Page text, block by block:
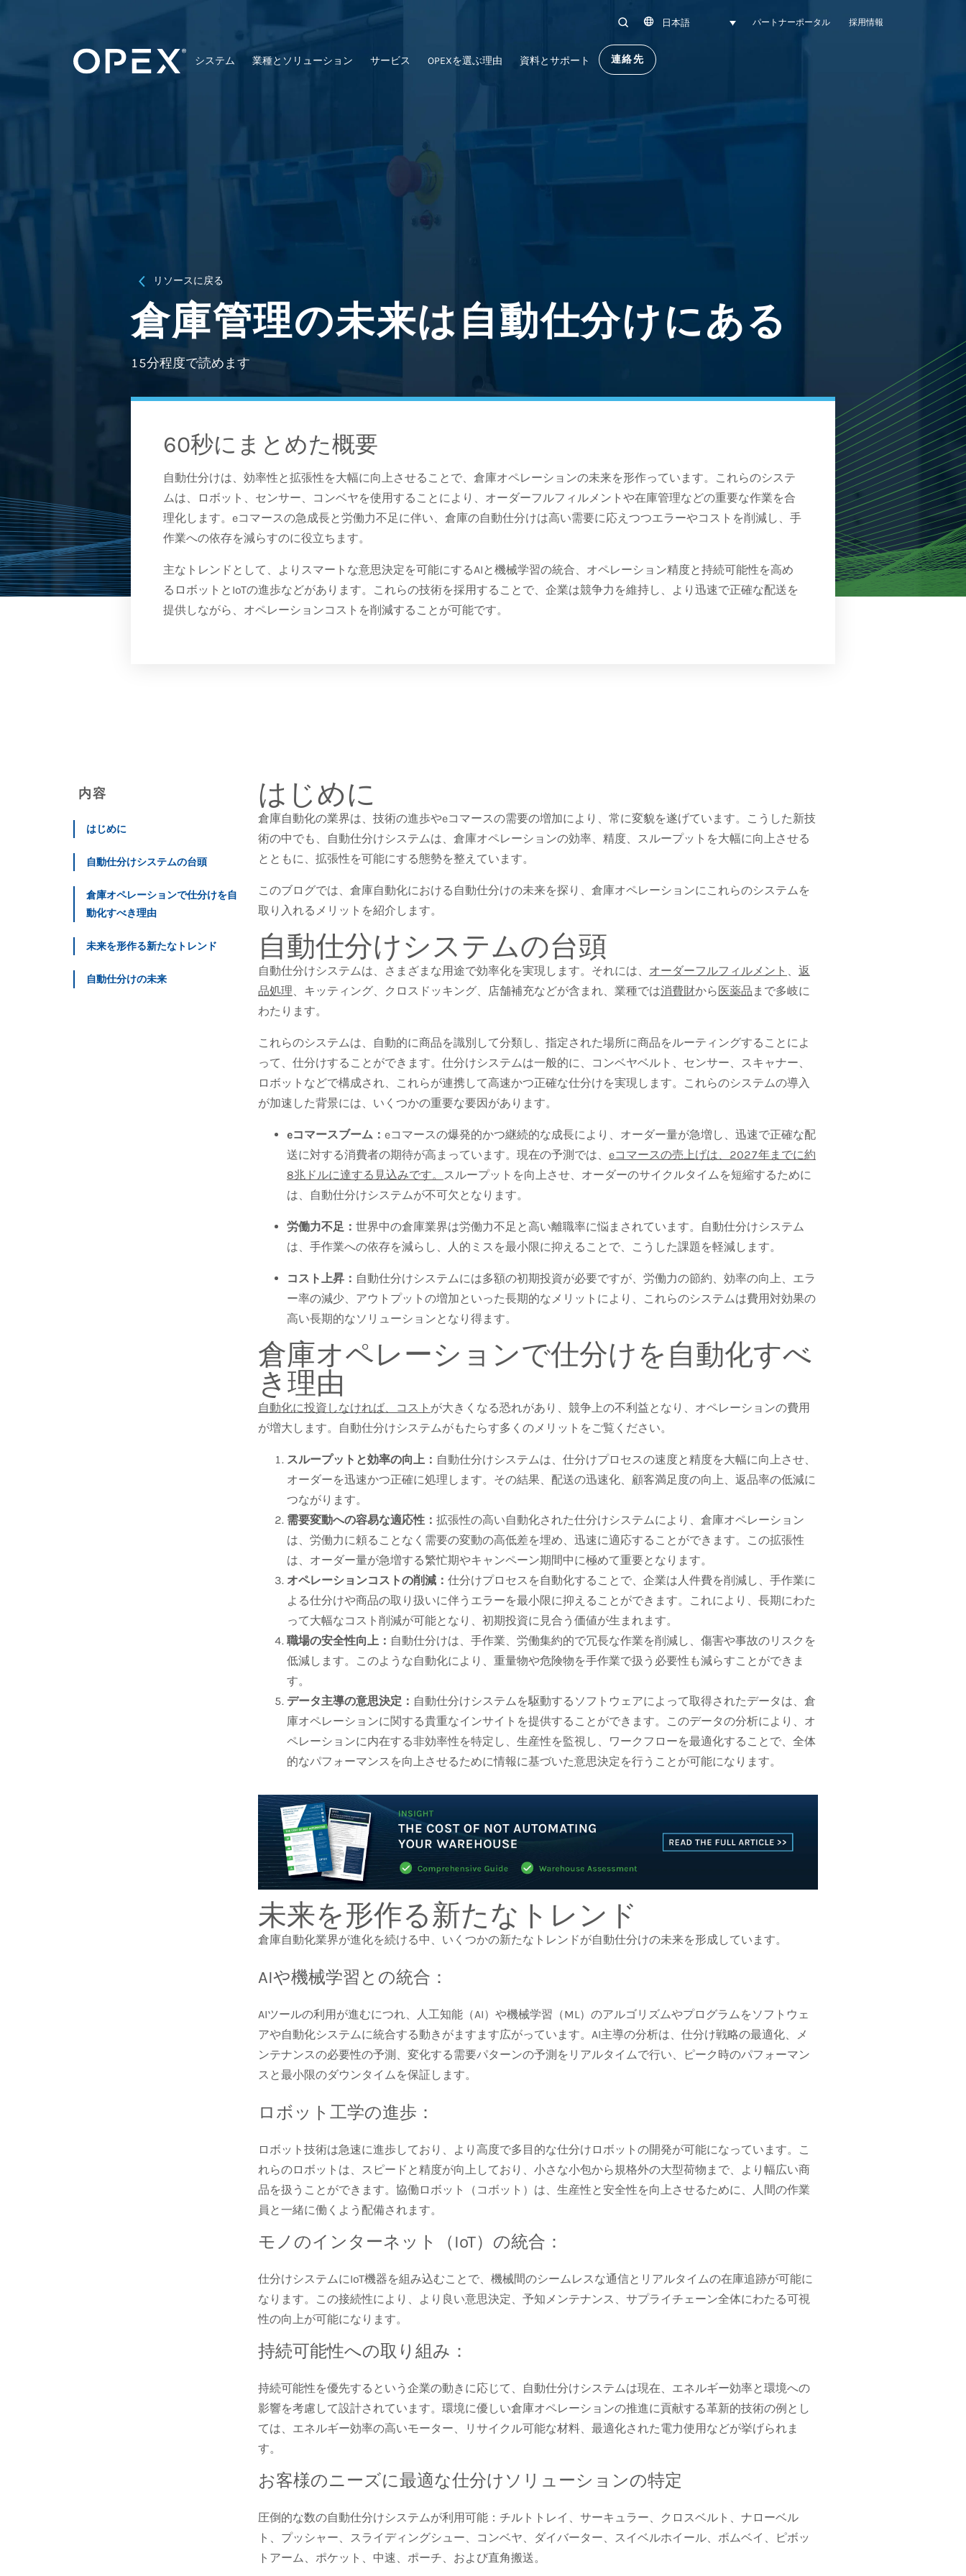
SEARCH
日本語 パートナーポータル 採用情報
システム 業種とソリューション サービス OPEXを選ぶ理由 資料とサポート 連絡先
リソースに戻る
倉庫管理の未来は自動仕分けにある
15分程度で読めます
60秒にまとめた概要
自動仕分けは、効率性と拡張性を大幅に向上させることで、倉庫オペレーションの未来を形作っています。これらのシステ
ムは、ロボット、センサー、コンベヤを使用することにより、オーダーフルフィルメントや在庫管理などの重要な作業を合
理化します。eコマースの急成長と労働力不足に伴い、倉庫の自動仕分けは高い需要に応えつつエラーやコストを削減し、手
作業への依存を減らすのに役立ちます。
主なトレンドとして、よりスマートな意思決定を可能にするAIと機械学習の統合、オペレーション精度と持続可能性を高め
るロボットとIoTの進歩などがあります。これらの技術を採用することで、企業は競争力を維持し、より迅速で正確な配送を
提供しながら、オペレーションコストを削減することが可能です。
内容
はじめに
自動仕分けシステムの台頭
倉庫オペレーションで仕分けを自
動化すべき理由
未来を形作る新たなトレンド
自動仕分けの未来
はじめに
倉庫自動化の業界は、技術の進歩やeコマースの需要の増加により、常に変貌を遂げています。こうした新技
術の中でも、自動仕分けシステムは、倉庫オペレーションの効率、精度、スループットを大幅に向上させる
とともに、拡張性を可能にする態勢を整えています。
このブログでは、倉庫自動化における自動仕分けの未来を探り、倉庫オペレーションにこれらのシステムを
取り入れるメリットを紹介します。
自動仕分けシステムの台頭
自動仕分けシステムは、さまざまな用途で効率化を実現します。それには、 オーダーフルフィルメント 、 返
品処理、キッティング、クロスドッキング、店舗補充などが含まれ、業種では消費財から医薬品 まで多岐に
わたります。
これらのシステムは、自動的に商品を識別して分類し、指定された場所に商品をルーティングすることによ
って、仕分けすることができます。仕分けシステムは一般的に、コンベヤベルト、センサー、スキャナー、
ロボットなどで構成され、これらが連携して高速かつ正確な仕分けを実現します。これらのシステムの導入
が加速した背景には、いくつかの重要な要因があります。
eコマースブーム： eコマースの爆発的かつ継続的な成長により、オーダー量が急増し、迅速で正確な配
送に対する消費者の期待が高まっています。現在の予測では、 eコマースの売上げは、2027年までに約
8兆ドルに達する見込みです。 スループットを向上させ、オーダーのサイクルタイムを短縮するために
は、自動仕分けシステムが不可欠となります。
労働力不足： 世界中の倉庫業界は労働力不足と高い離職率に悩まされています。自動仕分けシステム
は、手作業への依存を減らし、人的ミスを最小限に抑えることで、こうした課題を軽減します。
コスト上昇： 自動仕分けシステムには多額の初期投資が必要ですが、労働力の節約、効率の向上、エラ
ー率の減少、アウトプットの増加といった長期的なメリットにより、これらのシステムは費用対効果の
高い長期的なソリューションとなり得ます。
倉庫オペレーションで仕分けを自動化すべ
き理由
自動化に投資しなければ、コスト が大きくなる恐れがあり、競争上の不利益となり、オペレーションの費用
が増大します。自動仕分けシステムがもたらす多くのメリットをご覧ください。
スループットと効率の向上： 自動仕分けシステムは、仕分けプロセスの速度と精度を大幅に向上させ、
オーダーを迅速かつ正確に処理します。その結果、配送の迅速化、顧客満足度の向上、返品率の低減に
つながります。
需要変動への容易な適応性： 拡張性の高い自動化された仕分けシステムにより、倉庫オペレーション
は、労働力に頼ることなく需要の変動の高低差を埋め、迅速に適応することができます。この拡張性
は、オーダー量が急増する繁忙期やキャンペーン期間中に極めて重要となります。
オペレーションコストの削減： 仕分けプロセスを自動化することで、企業は人件費を削減し、手作業に
よる仕分けや商品の取り扱いに伴うエラーを最小限に抑えることができます。これにより、長期にわた
って大幅なコスト削減が可能となり、初期投資に見合う価値が生まれます。
職場の安全性向上： 自動仕分けは、手作業、労働集約的で冗長な作業を削減し、傷害や事故のリスクを
低減します。このような自動化により、重量物や危険物を手作業で扱う必要性も減らすことができま
す。
データ主導の意思決定： 自動仕分けシステムを駆動するソフトウェアによって取得されたデータは、倉
庫オペレーションに関する貴重なインサイトを提供することができます。このデータの分析により、オ
ペレーションに内在する非効率性を特定し、生産性を監視し、ワークフローを最適化することで、全体
的なパフォーマンスを向上させるために情報に基づいた意思決定を行うことが可能になります。
未来を形作る新たなトレンド
倉庫自動化業界が進化を続ける中、いくつかの新たなトレンドが自動仕分けの未来を形成しています。
AIや機械学習との統合：
AIツールの利用が進むにつれ、人工知能（AI）や機械学習（ML）のアルゴリズムやプログラムをソフトウェ
アや自動化システムに統合する動きがますます広がっています。AI主導の分析は、仕分け戦略の最適化、メ
ンテナンスの必要性の予測、変化する需要パターンの予測をリアルタイムで行い、ピーク時のパフォーマン
スと最小限のダウンタイムを保証します。
ロボット工学の進歩：
ロボット技術は急速に進歩しており、より高度で多目的な仕分けロボットの開発が可能になっています。こ
れらのロボットは、スピードと精度が向上しており、小さな小包から規格外の大型荷物まで、より幅広い商
品を扱うことができます。協働ロボット（ コボット ）は、生産性と安全性を向上させるために、人間の作業
員と一緒に働くよう配備されます。
モノのインターネット（IoT）の統合：
仕分けシステムにIoT機器を組み込むことで、機械間のシームレスな通信とリアルタイムの在庫追跡が可能に
なります。この接続性により、より良い意思決定、予知メンテナンス、サプライチェーン全体にわたる可視
性の向上が可能になります。
持続可能性への取り組み：
持続可能性を優先するという企業の動きに応じて、自動仕分けシステムは現在、エネルギー効率と環境への
影響を考慮して設計されています。環境に優しい倉庫オペレーションの推進に貢献する革新的技術の例とし
ては、エネルギー効率の高いモーター、リサイクル可能な材料、最適化された電力使用などが挙げられま
す。
お客様のニーズに最適な仕分けソリューションの特定
圧倒的な数の自動仕分けシステムが利用可能：チルトトレイ、サーキュラー、クロスベルト、ナローベル
ト、プッシャー、スライディングシュー、コンベヤ、ダイバーター、スイベルホイール、ボムベイ、ピボッ
トアーム、ポケット、中速、ポーチ、および直角搬送。